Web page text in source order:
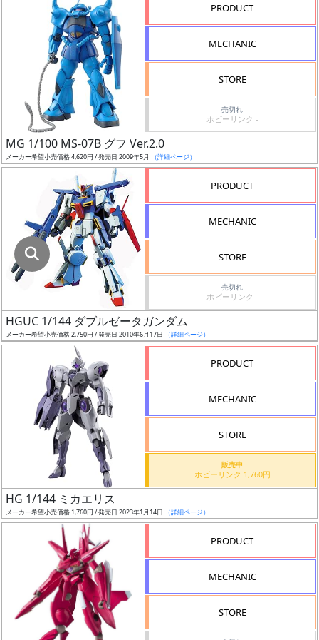
安
値
ボ
ス
ア
タ
ー
（β）
PRODUCT
MECHANIC
STORE
売切れ
ホビーリンク -
MG 1/100 MS-07B グフ Ver.2.0
メーカー希望小売価格 4,620円 / 発売日 2009年5月 （詳細ページ）
PRODUCT
MECHANIC
STORE
売切れ
ホビーリンク -
HGUC 1/144 ダブルゼータガンダム
メーカー希望小売価格 2,750円 / 発売日 2010年6月17日 （詳細ページ）
PRODUCT
MECHANIC
STORE
販売中
ホビーリンク 1,760円
HG 1/144 ミカエリス
メーカー希望小売価格 1,760円 / 発売日 2023年1月14日 （詳細ページ）
PRODUCT
MECHANIC
STORE